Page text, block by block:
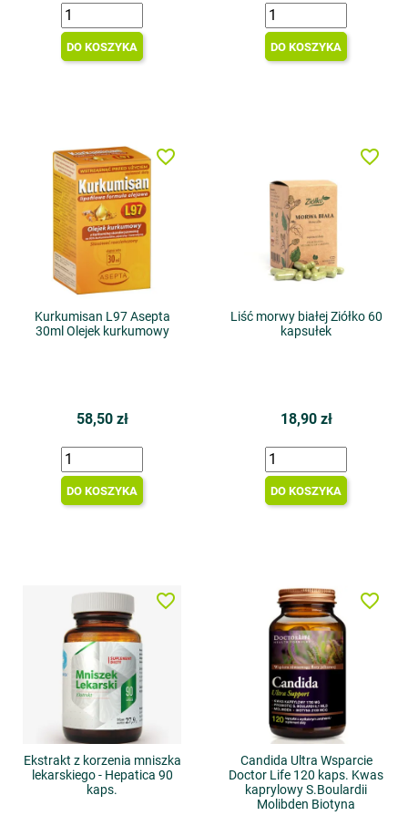
DO KOSZYKA DO KOSZYKA
Kurkumisan L97 Asepta
30ml Olejek kurkumowy
58,50 zł
DO KOSZYKA
favorite_border
Liść morwy białej Ziółko 60
kapsułek
18,90 zł
DO KOSZYKA
favorite_border
Ekstrakt z korzenia mniszka
lekarskiego - Hepatica 90
kaps.
favorite_border
Candida Ultra Wsparcie
Doctor Life 120 kaps. Kwas
kaprylowy S.Boulardii
Molibden Biotyna
favorite_border